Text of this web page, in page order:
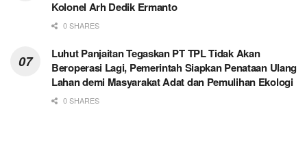
Kolonel Arh Dedik Ermanto
0 SHARES
Luhut Panjaitan Tegaskan PT TPL Tidak Akan
Beroperasi Lagi, Pemerintah Siapkan Penataan Ulang
Lahan demi Masyarakat Adat dan Pemulihan Ekologi
0 SHARES